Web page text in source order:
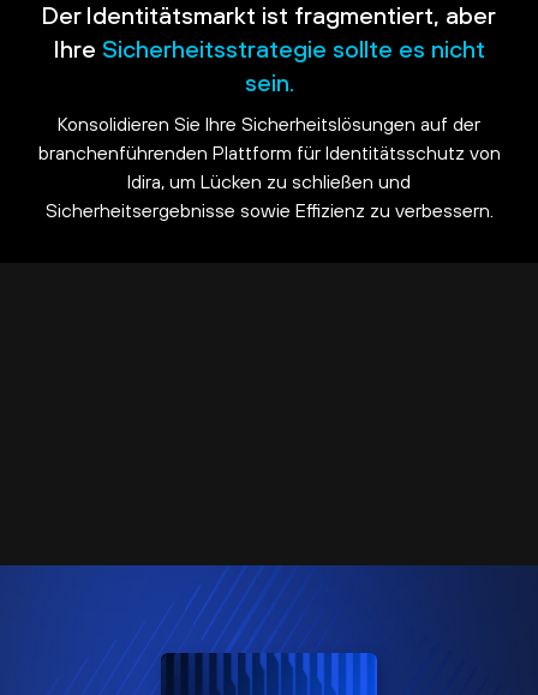
Der Identitätsmarkt ist fragmentiert, aber
Ihre Sicherheitsstrategie sollte es nicht
sein.
Konsolidieren Sie Ihre Sicherheitslösungen auf der
branchenführenden Plattform für Identitätsschutz von
Idira, um Lücken zu schließen und
Sicherheitsergebnisse sowie Effizienz zu verbessern.